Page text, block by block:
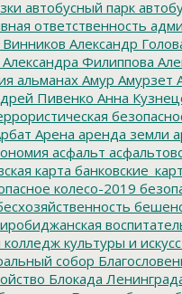
автобусный парк
ответственность
Александр
Александра Филиппова
альманах Амур Амурзет
Пивенко Анна
Арена аренда земли
асфальт
карта
колесо-2019
культуры и
собор
Блокада